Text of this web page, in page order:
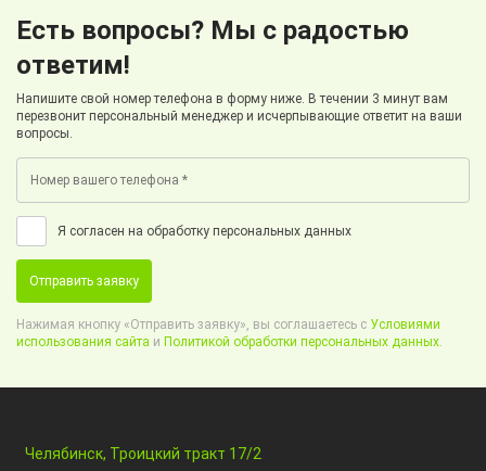
Есть вопросы? Мы с радостью
ответим!
Напишите свой номер телефона в форму ниже. В течении 3 минут вам
перезвонит персональный менеджер и исчерпывающие ответит на ваши
вопросы.
Я согласен на обработку персональных данных
Отправить заявку
Нажимая кнопку «Отправить заявку», вы соглашаетесь с Условиями
использования сайта и Политикой обработки персональных данных.
Челябинск, Троицкий тракт 17/2